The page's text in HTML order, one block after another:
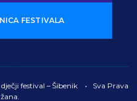
FESTIVALA
festival – Šibenik • Sva Prava